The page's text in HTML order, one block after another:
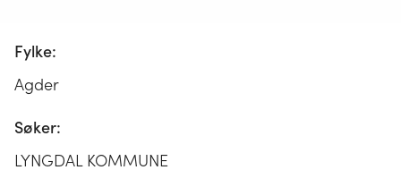
Fylke:
Agder
Søker:
LYNGDAL KOMMUNE